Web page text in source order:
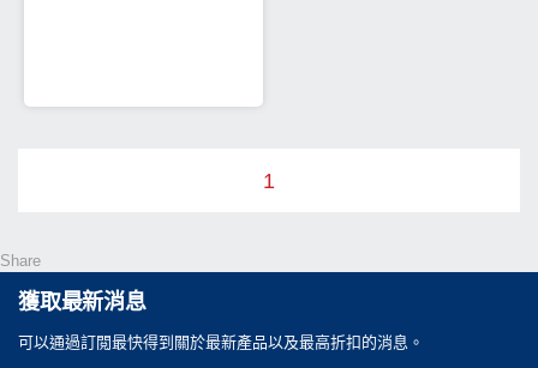
1
Share
獲取最新消息
可以通過訂閲最快得到關於最新產品以及最高折扣的消息。